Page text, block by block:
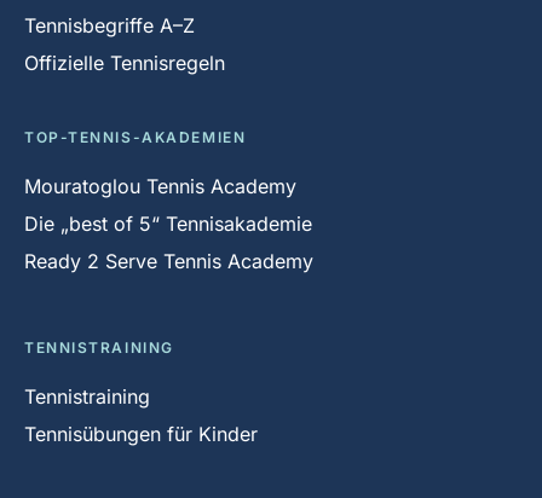
Tennisbegriffe A–Z
Offizielle Tennisregeln
TOP-TENNIS-AKADEMIEN
Mouratoglou Tennis Academy
Die „best of 5“ Tennisakademie
Ready 2 Serve Tennis Academy
TENNISTRAINING
Tennistraining
Tennisübungen für Kinder